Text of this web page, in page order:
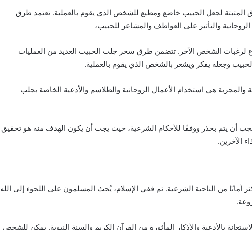
لجعل الحبيب خاضع ومطيع للشخص الذي يقوم بالعملية. تعتمد طرق
والتأثير على العواطف والمشاعر للحبيب،
لرغبات الشخص الآخر. تتضمن طرق سحر جلب الحبيب العديد من العمليات
وجعله يفكر ويشعر بالشخص الذي يقوم بالعملية.
هي استخدام الأعمال الروحانية والطلاسم والأدعية الخاصة بجلب
أن يتم بحذر ووفقًا للأحكام الشرعية، حيث يجب أن يكون الهدف منه هو تحقيق
الآخرين.
أمانًا من الناحية الشرعية. ثم ففي الإسلام، يُحث المسلمون على اللجوء إلى الله
بالأدعية والأذكار المأثورة من القرآن الكريم والسنة النبوية. يمكن للشخص